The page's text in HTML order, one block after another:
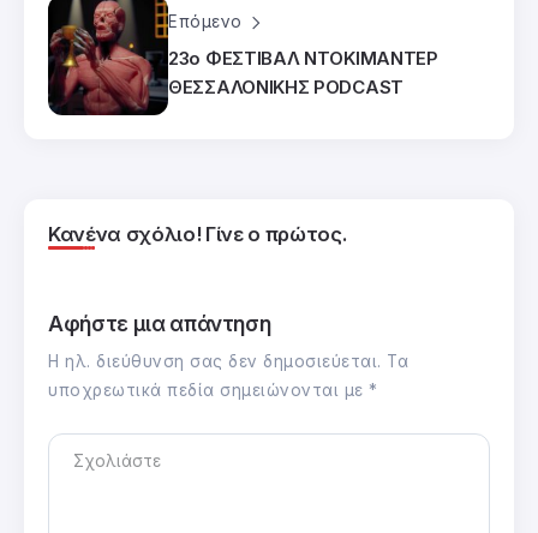
Επόμενο
23ο ΦΕΣΤΙΒΑΛ ΝΤΟΚΙΜΑΝΤΕΡ
ΘΕΣΣΑΛΟΝΙΚΗΣ PODCAST
Κανένα σχόλιο! Γίνε ο πρώτος.
Αφήστε μια απάντηση
Η ηλ. διεύθυνση σας δεν δημοσιεύεται. Τα
υποχρεωτικά πεδία σημειώνονται με *